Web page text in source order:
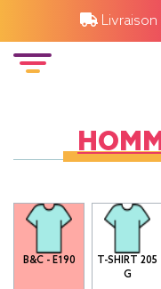
Livraison
B&C - E190
T-SHIRT 205
G